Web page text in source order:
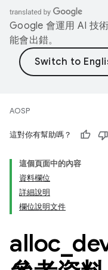
Google 會運用 AI 技
能會出錯。
AOSP
這對你有幫助嗎？
這個頁面中的內容
資料欄位
詳細說明
欄位說明文件
alloc